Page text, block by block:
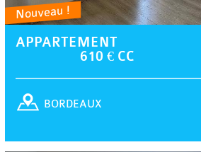
Nouveau !
APPARTEMENT
610 € CC
BORDEAUX